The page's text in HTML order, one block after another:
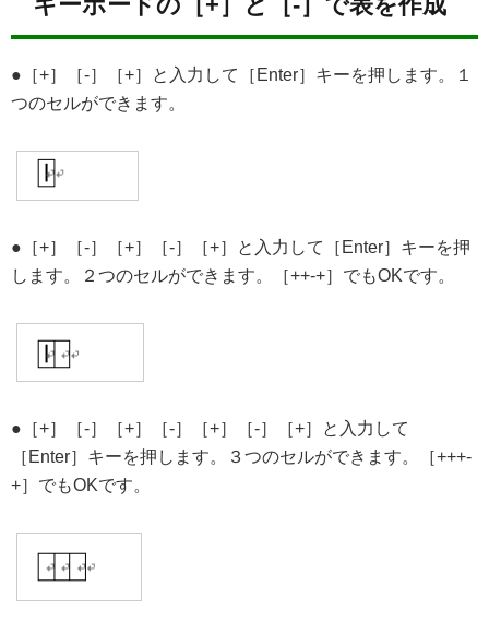
●［+］［-］［+］と入力して［Enter］キーを押します。１
つのセルができます。
●［+］［-］［+］［-］［+］と入力して［Enter］キーを押
します。２つのセルができます。［++-+］でもOKです。
●［+］［-］［+］［-］［+］［-］［+］と入力して
［Enter］キーを押します。３つのセルができます。［+++-
+］でもOKです。